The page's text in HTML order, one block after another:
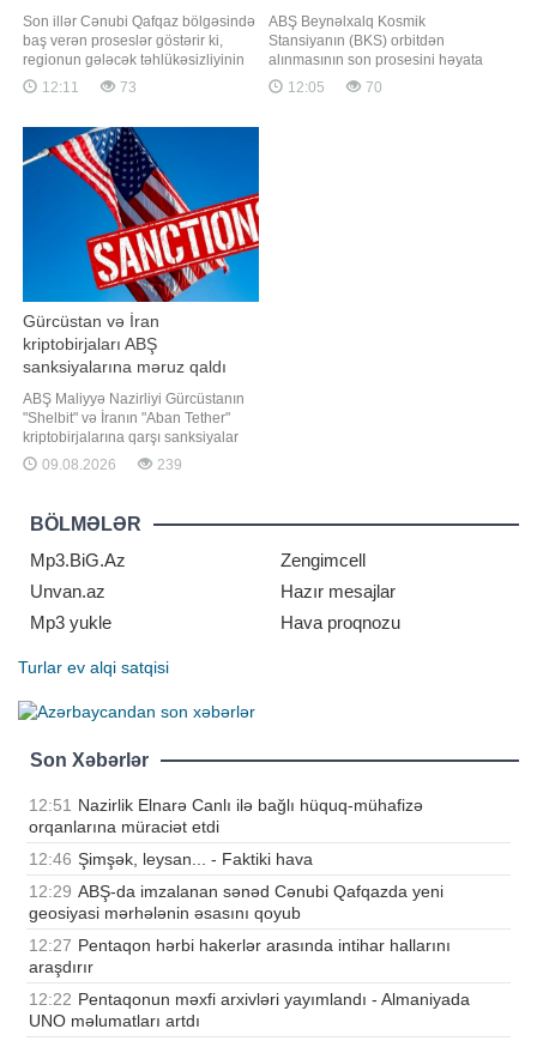
mühüm siyasi hadisə
Son illər Cənubi Qafqaz bölgəsində
baş verən proseslər göstərir ki,
regionun gələcək təhlükəsizliyinin
artıq hərbi qarşıdurma deyil, siyasi
razılaşmalar, iqtisadi əməkdaşlıq və
əməkdaşlıq əlaqələri
müəyyənləşdirir. Bununla əlaqədər
bir il əvvəl, avqustun 8-də
Vaşinqtond
12:11 73
ABŞ Beynəlxalq Kosmik
Stansiyanın (BKS) orbitdən
alınmasının son prosesini həyata
keçirəcək. xəbər verir ki, bunu Yuri
Qaqarin adına Kosmonavt Təlim
12:05 70
Gürcüstan və İran
kriptobirjaları ABŞ
sanksiyalarına məruz qaldı
ABŞ Maliyyə Nazirliyi Gürcüstanın
"Shelbit" və İranın "Aban Tether"
kriptobirjalarına qarşı sanksiyalar
tətbiq edib. ABŞ hakimiyyətinin
versiyasına görə, İranın İslam
(SEPAH) bu şirkətlərdən pulların
yuyulması və ABŞ sanksiyalarından
yayınmaq üçün istifad
09.08.2026 239
BÖLMƏLƏR
Mp3.BiG.Az
Zengimcell
Unvan.az
Hazır mesajlar
Mp3 yukle
Hava proqnozu
Turlar ev alqi satqisi
Son Xəbərlər
12:51 Nazirlik Elnarə Canlı ilə bağlı hüquq-mühafizə
orqanlarına müraciət etdi
12:46 Şimşək, leysan... - Faktiki hava
12:29 ABŞ-da imzalanan sənəd Cənubi Qafqazda yeni
geosiyasi mərhələnin əsasını qoyub
12:27 Pentaqon hərbi hakerlər arasında intihar hallarını
araşdırır
12:22 Pentaqonun məxfi arxivləri yayımlandı - Almaniyada
UNO məlumatları artdı